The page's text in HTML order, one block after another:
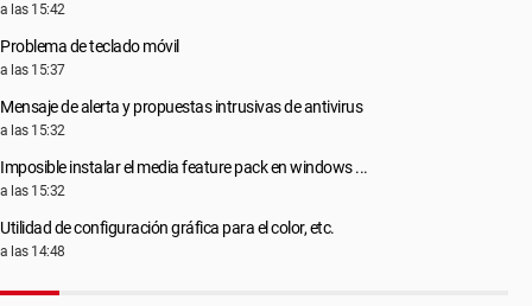
a las 15:42
Problema de teclado móvil
a las 15:37
Mensaje de alerta y propuestas intrusivas de antivirus
a las 15:32
Imposible instalar el media feature pack en windows ...
a las 15:32
Utilidad de configuración gráfica para el color, etc.
a las 14:48